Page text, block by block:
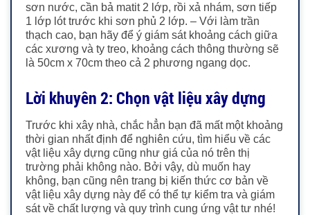
sơn nước, cần bả matit 2 lớp, rồi xả nhám, sơn tiếp
1 lớp lót trước khi sơn phủ 2 lớp. – Với làm trần
thạch cao, bạn hãy để ý giám sát khoảng cách giữa
các xương và ty treo, khoảng cách thông thường sẽ
là 50cm x 70cm theo cả 2 phương ngang dọc.
Lời khuyên 2: Chọn vật liệu xây dựng
Trước khi xây nhà, chắc hẳn bạn đã mất một khoảng
thời gian nhất định để nghiên cứu, tìm hiểu về các
vật liệu xây dựng cũng như giá của nó trên thị
trường phải không nào. Bởi vậy, dù muốn hay
không, bạn cũng nên trang bị kiến thức cơ bản về
vật liệu xây dựng này để có thể tự kiểm tra và giám
sát về chất lượng và quy trình cung ứng vật tư nhé!